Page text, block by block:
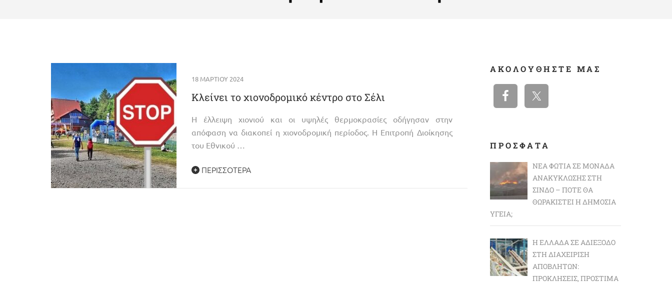
18 ΜΑΡΤΊΟΥ 2024
Κλείνει το χιονοδρομικό κέντρο στο Σέλι
Η έλλειψη χιονιού και οι υψηλές θερμοκρασίες οδήγησαν στην
απόφαση να διακοπεί η χιονοδρομική περίοδος. Η Επιτροπή Διοίκησης
του Εθνικού …
ΠΕΡΙΣΣΌΤΕΡΑ
ΑΚΟΛΟΥΘΉΣΤΕ ΜΑΣ
ΠΡΟΣΦΑΤΑ
ΝΈΑ ΦΩΤΙΆ ΣΕ ΜΟΝΆΔΑ
ΑΝΑΚΎΚΛΩΣΗΣ ΣΤΗ
ΣΊΝΔΟ – ΠΌΤΕ ΘΑ
ΘΩΡΑΚΙΣΤΕΊ Η ΔΗΜΌΣΙΑ
ΥΓΕΊΑ;
Η ΕΛΛΆΔΑ ΣΕ ΑΔΙΈΞΟΔΟ
ΣΤΗ ΔΙΑΧΕΊΡΙΣΗ
ΑΠΟΒΛΉΤΩΝ:
ΠΡΟΚΛΉΣΕΙΣ, ΠΡΌΣΤΙΜΑ